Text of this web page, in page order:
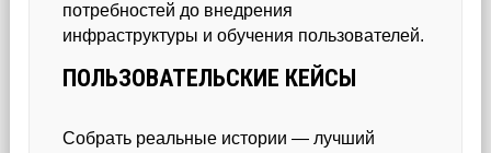
потребностей до внедрения
инфраструктуры и обучения пользователей.
ПОЛЬЗОВАТЕЛЬСКИЕ КЕЙСЫ
Собрать реальные истории — лучший